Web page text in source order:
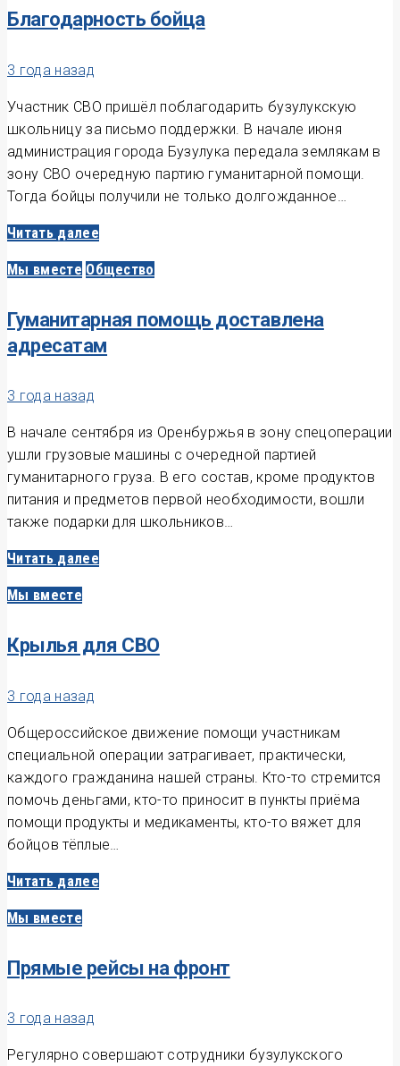
Благодарность бойца
3 года назад
Участник СВО пришёл поблагодарить бузулукскую
школьницу за письмо поддержки. В начале июня
администрация города Бузулука передала землякам в
зону СВО очередную партию гуманитарной помощи.
Тогда бойцы получили не только долгожданное…
Читать далее
Мы вместе Общество
Гуманитарная помощь доставлена
адресатам
3 года назад
В начале сентября из Оренбуржья в зону спецоперации
ушли грузовые машины с очередной партией
гуманитарного груза. В его состав, кроме продуктов
питания и предметов первой необходимости, вошли
также подарки для школьников…
Читать далее
Мы вместе
Крылья для СВО
3 года назад
Общероссийское движение помощи участникам
специальной операции затрагивает, практически,
каждого гражданина нашей страны. Кто-то стремится
помочь деньгами, кто-то приносит в пункты приёма
помощи продукты и медикаменты, кто-то вяжет для
бойцов тёплые…
Читать далее
Мы вместе
Прямые рейсы на фронт
3 года назад
Регулярно совершают сотрудники бузулукского